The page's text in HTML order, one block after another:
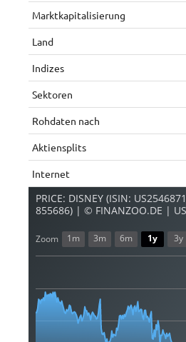
Marktkapitalisierung
Land
Indizes
Sektoren
Rohdaten nach
Aktiensplits
Internet
PRICE: DISNEY (ISIN:
855686) | © FINANZOO.DE |
Zoom 1m 3m 6m 1y 3y